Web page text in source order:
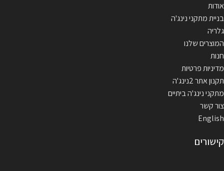
אודות
בניית מתקני נינג'ה
גלריה
המוצרים שלנו
חנות
מדיניות פרטיות
תקנון אתר 2נינג'ה
מתקני נינג'ה ביתיים
צור קשר
English
קישורים